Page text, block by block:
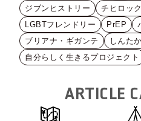
ジブンヒストリー
チヒロッ
LGBTフレンドリー
PrEP
ブリアナ・ギガンテ
しんたか
自分らしく生きるプロジェクト
ARTICLE